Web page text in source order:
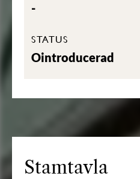
-
STATUS
Ointroducerad
Stamtavla